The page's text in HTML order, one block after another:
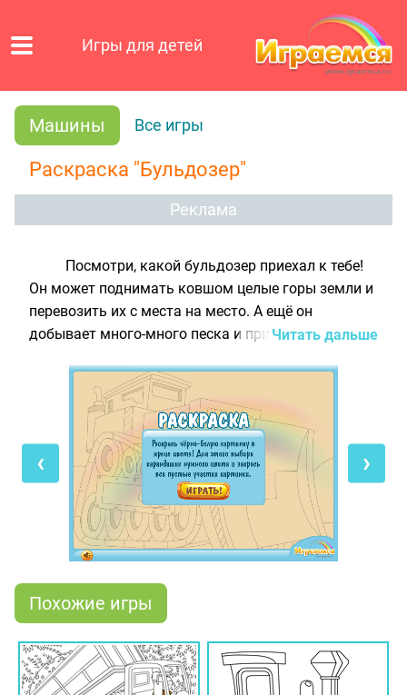
Игры для детей
Машины Все игры
Раскраска "Бульдозер"
Реклама
Посмотри, какой бульдозер приехал к тебе!
Он может поднимать ковшом целые горы земли и
перевозить их с места на место. А ещё он
добывает много-много песка и привозит его в
чудесные замки? Ну а этот бульдозер любит
радовать ребят!
Знаешь, он очень добрый и дружелюбный.
Но как-то раз случилась беда: на работе он
разыгрался со своим братом – таким же
бульдозером. Они начали кидаться друг в друга
землей, зачерпывая ковшами огромные кучи. И
оба стали очень грязными, прямо от кабины до
отправили братцев на мойку. А там нашего героя
так сильно тёрли щётками и мылили таким злым
белым. Всю краску стёрли! Он очень расстроился,
но потом услышал, что ты умеешь красиво
Читать дальше
‹ ›
Похожие игры